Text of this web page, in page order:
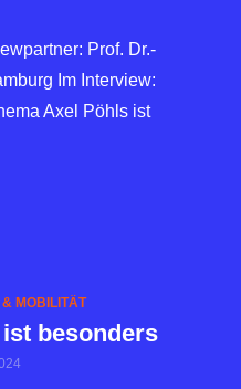
Prof. Dr.-
Im Interview:
Axel Pöhls ist
MOBILITÄT
besonders